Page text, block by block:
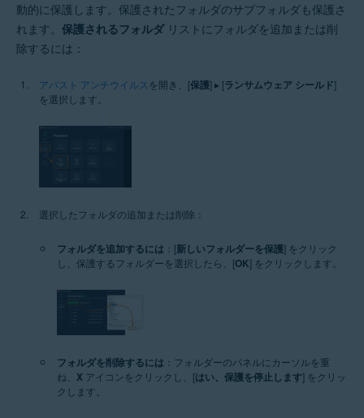
動的に保護します。保護されたフォルダのサブフォルダも保護さ
れます。 保護されるフォルダリストにフォルダを追加または削
除するには：
アバスト アンチウイルス を開き、[保護] ▸ [ランサムウェア シールド]
を選択します。
選択したフォルダの追加または削除：
フォルダを追加するには ：[新しいフォルダーを保護] をクリック
し、保護するフォルダーを選択したら、[OK] をクリックします。
フォルダを削除するには ：フォルダーのパネルにカーソルを重
ね、 X アイコンをクリックし、[はい、保護を停止します] をクリッ
クします。